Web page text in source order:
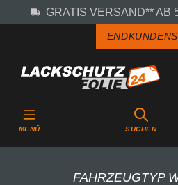
Zum Hauptinhalt springen
GRATIS VERSAND** AB
MENÜ SUCHEN
FAHRZEUGTYP